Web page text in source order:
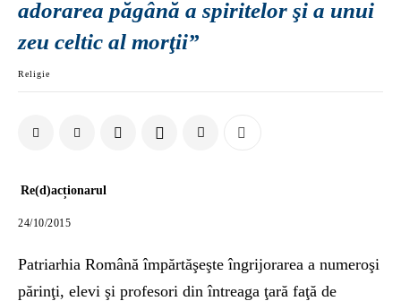
adorarea păgână a spiritelor şi a unui
zeu celtic al morţii”
Religie
Re(d)acționarul
24/10/2015
Patriarhia Română împărtăşeşte îngrijorarea a numeroşi
părinţi, elevi şi profesori din întreaga ţară faţă de